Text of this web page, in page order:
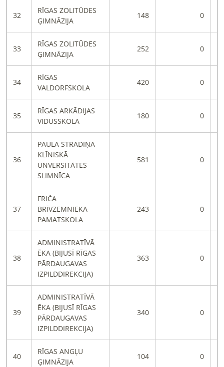
32
RĪGAS ZOLITŪDES
ĢIMNĀZIJA
148 0
33
RĪGAS ZOLITŪDES
ĢIMNĀZIJA
252 0
34
RĪGAS
VALDORFSKOLA
420 0
35
RĪGAS ARKĀDIJAS
VIDUSSKOLA
180 0
36
PAULA STRADIŅA
KLĪNISKĀ
UNVERSITĀTES
SLIMNĪCA
581 0
37
FRIČA
BRĪVZEMNIEKA
PAMATSKOLA
243 0
38
ADMINISTRATĪVĀ
ĒKA (BIJUSĪ RĪGAS
PĀRDAUGAVAS
IZPILDDIREKCIJA)
363 0
39
ADMINISTRATĪVĀ
ĒKA (BIJUSĪ RĪGAS
PĀRDAUGAVAS
IZPILDDIREKCIJA)
340 0
40
RĪGAS ANGĻU
ĢIMNĀZIJA
104 0